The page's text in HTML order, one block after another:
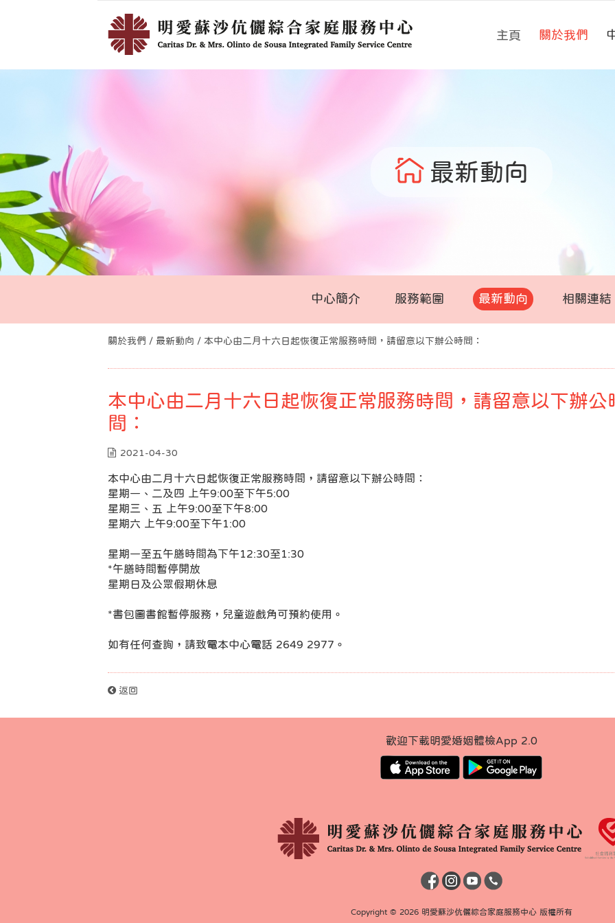
主頁 關於我們
最新動向
中心簡介 服務範圍 最新動向 相關連結
關於我們 / 最新動向 / 本中心由二月十六日起恢復正常服務時間，請留意以下辦公時間：
本中心由二月十六日起恢復正常服務時間，請留意以下辦公
間：
2021-04-30
本中心由二月十六日起恢復正常服務時間，請留意以下辦公時間：
星期一、二及四 上午9:00至下午5:00
星期三、五 上午9:00至下午8:00
星期六 上午9:00至下午1:00
星期一至五午膳時間為下午12:30至1:30
*午膳時間暫停開放
星期日及公眾假期休息
*書包圖書館暫停服務，兒童遊戲角可預約使用。
如有任何查詢，請致電本中心電話 2649 2977。
返回
歡迎下載明愛婚姻體檢App 2.0
Copyright © 2026 明愛蘇沙伉儷綜合家庭服務中心 版權所有